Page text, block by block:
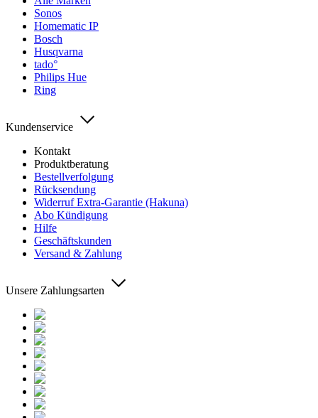
Sonos
Homematic IP
Bosch
Husqvarna
tado°
Philips Hue
Ring
Kundenservice
Kontakt
Produktberatung
Bestellverfolgung
Rücksendung
Widerruf Extra-Garantie (Hakuna)
Abo Kündigung
Hilfe
Geschäftskunden
Versand & Zahlung
Unsere Zahlungsarten